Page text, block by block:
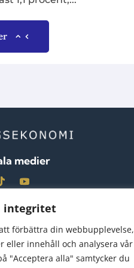
integritet
förbättra din webbupplevelse,
eller innehåll och analysera vår
"Acceptera alla" samtycker du
medier